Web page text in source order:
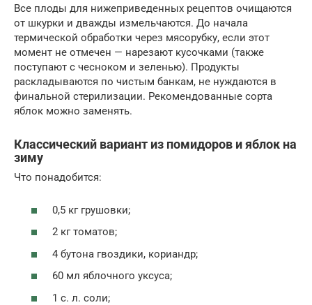
Все плоды для нижеприведенных рецептов очищаются
от шкурки и дважды измельчаются. До начала
термической обработки через мясорубку, если этот
момент не отмечен — нарезают кусочками (также
поступают с чесноком и зеленью). Продукты
раскладываются по чистым банкам, не нуждаются в
финальной стерилизации. Рекомендованные сорта
яблок можно заменять.
Классический вариант из помидоров и яблок на
зиму
Что понадобится:
0,5 кг грушовки;
2 кг томатов;
4 бутона гвоздики, кориандр;
60 мл яблочного уксуса;
1 с. л. соли;